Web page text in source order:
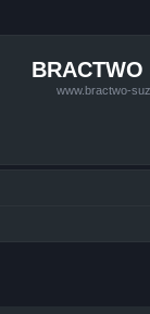
BRACTWO
www.bractwo-